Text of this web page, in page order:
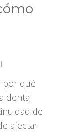
por qué
dental
de
afectar